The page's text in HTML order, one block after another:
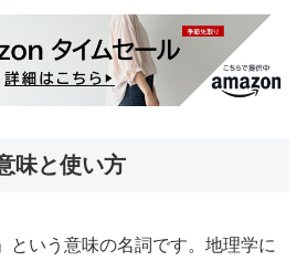
味と使い方
という意味の名詞です。地理学に